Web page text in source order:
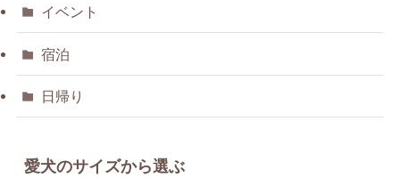
イベント
宿泊
日帰り
愛犬のサイズから選ぶ